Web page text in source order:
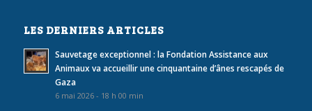
LES DERNIERS ARTICLES
Sauvetage exceptionnel : la Fondation Assistance aux
Animaux va accueillir une cinquantaine d’ânes rescapés de
Gaza
6 mai 2026 - 18 h 00 min